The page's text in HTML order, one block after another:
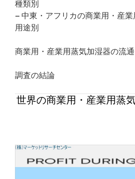
種類別
– 中東・アフリカの商業用・産業
用途別
商業用・産業用蒸気加湿器の流
調査の結論
世界の商業用・産業用蒸